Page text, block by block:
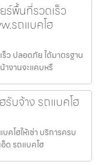
ร์พื้นที่รวดเร็ว
รถแบคโฮ
ว ปลอดภัย ได้มาตรฐาน
างานจะแคบหรื
รับจ้าง รถแบคโฮ
คโฮให้เช่า บริการครบ
ด รถแบคโฮ